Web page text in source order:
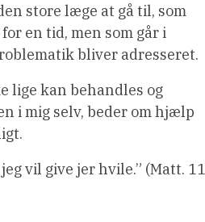
store læge at gå til, som
en tid, men som går i
bliver adresseret.
lige kan behandles og
i mig selv, beder om hjælp
vil give jer hvile.” (Matt.